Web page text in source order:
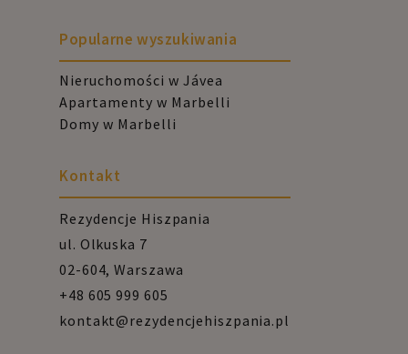
Popularne wyszukiwania
Nieruchomości w Jávea
Apartamenty w Marbelli
Domy w Marbelli
Kontakt
Rezydencje Hiszpania
ul. Olkuska 7
02-604, Warszawa
+48 605 999 605
kontakt@rezydencjehiszpania.pl